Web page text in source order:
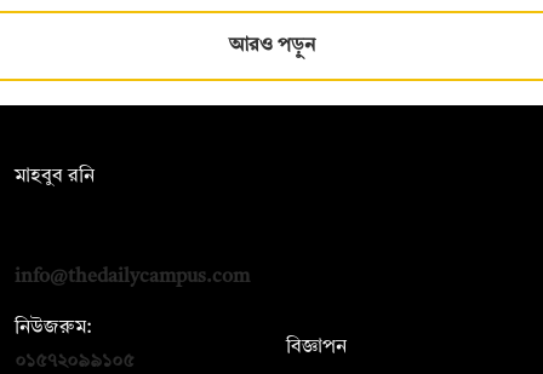
আরও পড়ুন
মাহবুব রনি
info@thedailycampus.com
নিউজরুম:
০১৫৭২০৯৯১০৫
বিজ্ঞাপন